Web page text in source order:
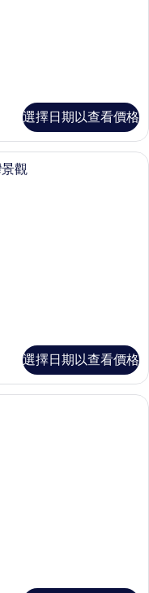
選擇日期以查看價格
觀
選擇日期以查看價格
具、羽絨被、舒適加層、迷你吧